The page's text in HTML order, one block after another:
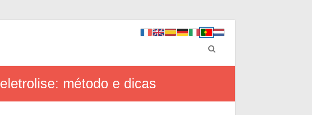
método e dicas